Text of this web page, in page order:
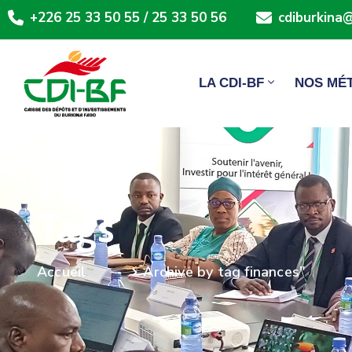
+226 25 33 50 55 / 25 33 50 56
LA CDI-BF NOS
Tags
Archive by tag finances"